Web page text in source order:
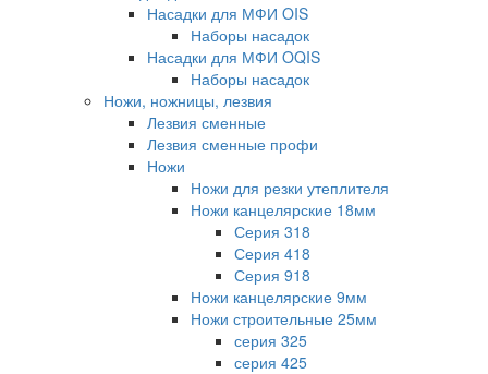
Насадки для МФИ OIS
Наборы насадок
Насадки для МФИ OQIS
Наборы насадок
Ножи, ножницы, лезвия
Лезвия сменные
Лезвия сменные профи
Ножи
Ножи для резки утеплителя
Ножи канцелярские 18мм
Серия 318
Серия 418
Серия 918
Ножи канцелярские 9мм
Ножи строительные 25мм
серия 325
серия 425